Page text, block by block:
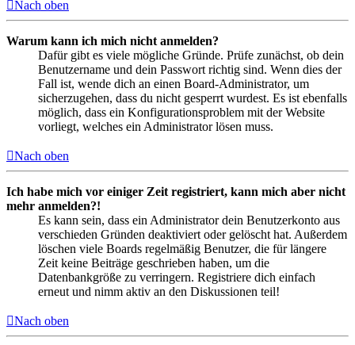
Nach oben
Warum kann ich mich nicht anmelden?
Dafür gibt es viele mögliche Gründe. Prüfe zunächst, ob dein
Benutzername und dein Passwort richtig sind. Wenn dies der
Fall ist, wende dich an einen Board-Administrator, um
sicherzugehen, dass du nicht gesperrt wurdest. Es ist ebenfalls
möglich, dass ein Konfigurationsproblem mit der Website
vorliegt, welches ein Administrator lösen muss.
Nach oben
Ich habe mich vor einiger Zeit registriert, kann mich aber nicht
mehr anmelden?!
Es kann sein, dass ein Administrator dein Benutzerkonto aus
verschieden Gründen deaktiviert oder gelöscht hat. Außerdem
löschen viele Boards regelmäßig Benutzer, die für längere
Zeit keine Beiträge geschrieben haben, um die
Datenbankgröße zu verringern. Registriere dich einfach
erneut und nimm aktiv an den Diskussionen teil!
Nach oben